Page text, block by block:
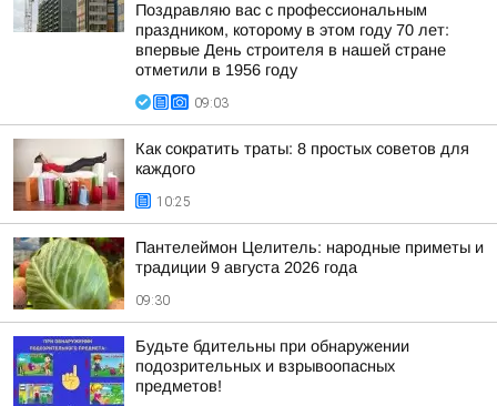
Поздравляю вас с профессиональным
праздником, которому в этом году 70 лет:
впервые День строителя в нашей стране
отметили в 1956 году
09:03
Как сократить траты: 8 простых советов для
каждого
10:25
Пантелеймон Целитель: народные приметы и
традиции 9 августа 2026 года
09:30
Будьте бдительны при обнаружении
подозрительных и взрывоопасных
предметов!